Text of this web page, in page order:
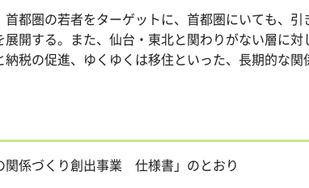
都圏の若者をターゲットに、首都圏にいても、
開する。また、仙台・東北と関わりがない層に
税の促進、ゆくゆくは移住といった、長期的な
関係づくり創出事業 仕様書」のとおり